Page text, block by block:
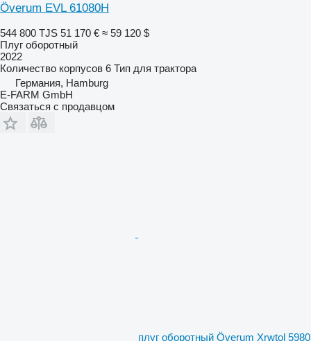
Överum EVL 61080H
544 800 TJS 51 170 € ≈ 59 120 $
Плуг оборотный
2022
Количество корпусов 6 Тип для трактора
Германия, Hamburg
E-FARM GmbH
Связаться с продавцом
плуг оборотный Överum Xrwtol 5980